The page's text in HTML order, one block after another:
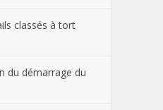
classés à tort
du démarrage du